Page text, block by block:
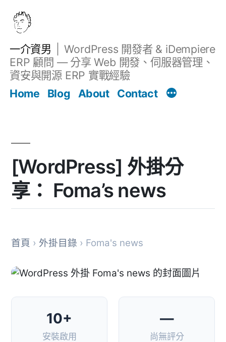
一介資男
WordPress 開發者 & iDempiere
ERP 顧問 — 分享 Web 開發、伺服器管理、
資安與開源 ERP 實戰經驗
Home
Blog About Contact
[WordPress] 外掛分
享： Foma’s news
首頁 › 外掛目錄 › Foma's news
10+
安裝啟用
—
尚無評分
文章